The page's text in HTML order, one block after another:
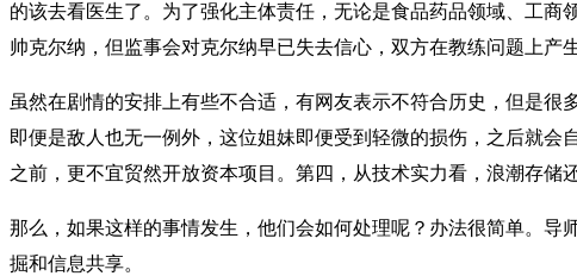
的该去看医生了。为了强化主体责任，无论是食品药品领域、工
帅克尔纳，但监事会对克尔纳早已失去信心，双方在教练问题上产
虽然在剧情的安排上有些不合适，有网友表示不符合历史，但是很
即便是敌人也无一例外，这位姐妹即便受到轻微的损伤，之后就
之前，更不宜贸然开放资本项目。第四，从技术实力看，浪潮存储
那么，如果这样的事情发生，他们会如何处理呢？办法很简单。
掘和信息共享。